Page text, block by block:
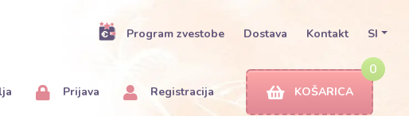
Program zvestobe Dostava Kontakt SI
Prijava Registracija
0
KOŠARICA